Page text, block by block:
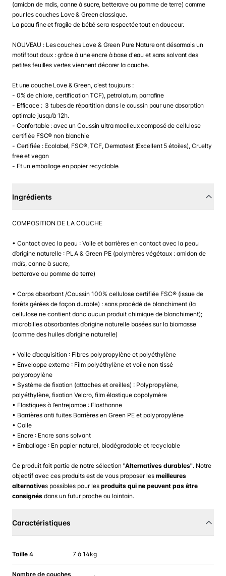
(amidon de maïs, canne à sucre, betterave ou pomme de terre) comme
pour les couches Love & Green classique.
La peau fine et fragile de bébé sera respectée tout en douceur.
NOUVEAU : Les couches Love & Green Pure Nature ont désormais un
motif tout doux : grâce à une encre à base d'eau et sans solvant des
petites feuilles vertes viennent décorer la couche.
Et une couche Love & Green, c'est toujours :
- 0% de chlore, certification TCF), petrolatum, parrafine
- Efficace : 3 tubes de répartition dans le coussin pour une absorption
optimale jusqu’à 12h.
- Confortable : avec un Coussin ultra moelleux composé de cellulose
certifiée FSC® non blanchie
- Certifiée : Ecolabel, FSC®, TCF, Dermatest (Excellent 5 étoiles), Cruelty
free et vegan
- Et un emballage en papier recyclable.
Ingrédients
COMPOSITION DE LA COUCHE
• Contact avec la peau : Voile et barrières en contact avec la peau
d’origine naturelle : PLA & Green PE (polymères végétaux : amidon de
maïs, canne à sucre,
betterave ou pomme de terre)
• Corps absorbant /Coussin 100% cellulose certifiée FSC® (issue de
forêts gérées de façon durable) : sans procédé de blanchiment (la
cellulose ne contient donc aucun produit chimique de blanchiment);
microbilles absorbantes d’origine naturelle basées sur la biomasse
(comme des huiles d’origine naturelle)
• Voile d’acquisition : Fibres polypropylène et polyéthylène
• Enveloppe externe : Film polyéthylène et voile non tissé
polypropylène
• Système de fixation (attaches et oreilles) : Polypropylène,
polyéthylène, fixation Velcro, film élastique copolymère
• Elastiques à l’entrejambe : Elasthanne
• Barrières anti fuites Barrières en Green PE et polypropylène
• Colle
• Encre : Encre sans solvant
• Emballage : En papier naturel, biodégradable et recyclable
Ce produit fait partie de notre sélection "Alternatives durables". Notre
objectif avec ces produits est de vous proposer les meilleures
alternatives possibles pour les produits qui ne peuvent pas être
consignés dans un futur proche ou lointain.
Caractéristiques
Taille 4 7 à 14kg
Nombre de couches